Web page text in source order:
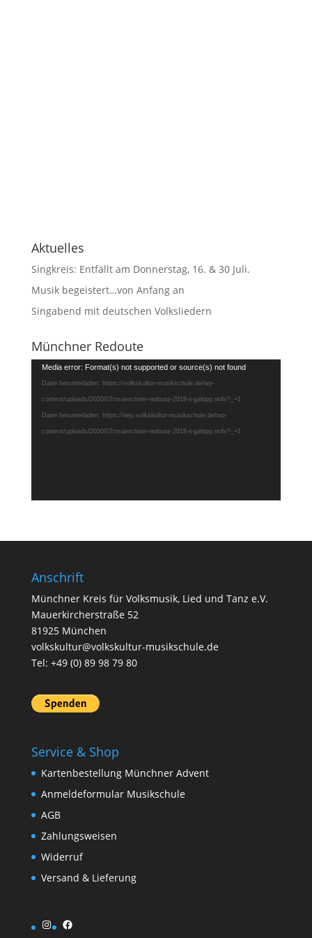
Aktuelles
Singkreis: Entfällt am Donnerstag, 16. & 30 Juli.
Musik begeistert…von Anfang an
Singabend mit deutschen Volksliedern
Münchner Redoute
Video-
Player
Media error: Format(s) not supported or source(s) not found
Datei herunterladen: https://volkskultur-musikschule.de/wp-
content/uploads/2020/07/muenchner-redoute-2018-ii-galopp.m4v?_=1
Datei herunterladen: https://neu.volkskultur-musikschule.de/wp-
content/uploads/2020/07/muenchner-redoute-2018-ii-galopp.m4v?_=1
Anschrift
Münchner Kreis für Volksmusik, Lied und Tanz e.V.
Mauerkircherstraße 52
81925 München
volkskultur@volkskultur-musikschule.de
Tel: +49 (0) 89 98 79 80
Service & Shop
Kartenbestellung Münchner Advent
Anmeldeformular Musikschule
AGB
Zahlungsweisen
Widerruf
Versand & Lieferung
Instagram
Facebook